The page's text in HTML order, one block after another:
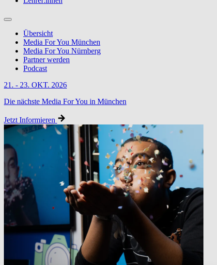
Übersicht
Media For You München
Media For You Nürnberg
Partner werden
Podcast
21. - 23. OKT. 2026
Die nächste Media For You in München
Jetzt Informieren